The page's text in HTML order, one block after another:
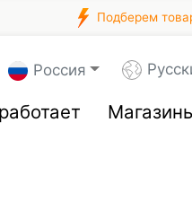
Подберем
Россия